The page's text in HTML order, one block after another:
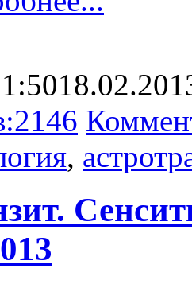
2146
,